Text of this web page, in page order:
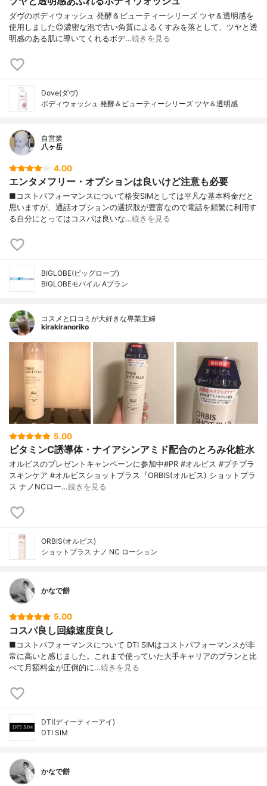
ダヴのボディウォッシュ 発酵＆ビューティーシリーズ ツヤ＆透明感を
使用しました😊濃密な泡で古い角質によるくすみを落として、ツヤと透
明感のある肌に導いてくれるボデ…続きを見る
Dove(ダヴ)
ボディウォッシュ 発酵＆ビューティーシリーズ ツヤ＆透明感
自営業
八ヶ岳
4.00
エンタメフリー・オプションは良いけど注意も必要
■コストパフォーマンスについて格安SIMとしては平凡な基本料金だと
思いますが、通話オプションの選択肢が豊富なので電話を頻繁に利用す
る自分にとってはコスパは良いな…続きを見る
BIGLOBE(ビッグローブ)
BIGLOBEモバイル Aプラン
コスメと口コミが大好きな専業主婦
kirakiranoriko
5.00
ビタミンC誘導体・ナイアシンアミド配合のとろみ化粧水
オルビスのプレゼントキャンペーンに参加中#PR #オルビス #プチプラ
スキンケア #オルビスショットプラス『ORBIS(オルビス) ショットプラ
ス ナノNCロー…続きを見る
ORBIS(オルビス)
ショットプラス ナノ NC ローション
かなで餅
5.00
コスパ良し回線速度良し
■コストパフォーマンスについて DTI SIMはコストパフォーマンスが非
常に高いと感じました。これまで使っていた大手キャリアのプランと比
べて月額料金が圧倒的に…続きを見る
DTI(ディーティーアイ)
DTI SIM
かなで餅